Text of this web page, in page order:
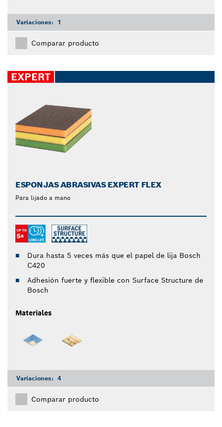
Variaciones: 1
Comparar producto
EXPERT
ESPONJAS ABRASIVAS EXPERT FLEX
Para lijado a mano
Dura hasta 5 veces más que el papel de lija Bosch
C420
Adhesión fuerte y flexible con Surface Structure de
Bosch
Materiales
Variaciones: 4
Comparar producto